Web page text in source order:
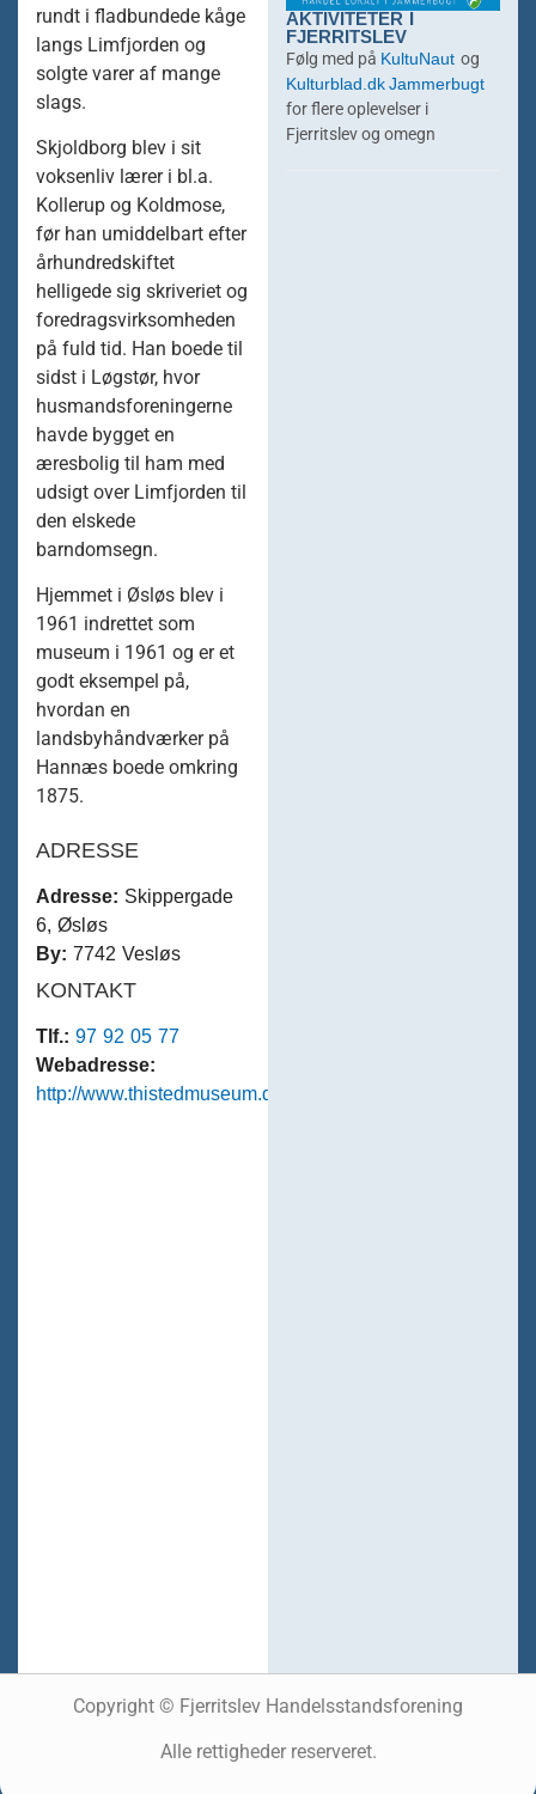
rundt i fladbundede kåge
langs Limfjorden og
solgte varer af mange
slags.
Skjoldborg blev i sit
voksenliv lærer i bl.a.
Kollerup og Koldmose,
før han umiddelbart efter
århundredskiftet
helligede sig skriveriet og
foredragsvirksomheden
på fuld tid. Han boede til
sidst i Løgstør, hvor
husmandsforeningerne
havde bygget en
æresbolig til ham med
udsigt over Limfjorden til
den elskede
barndomsegn.
Hjemmet i Øsløs blev i
1961 indrettet som
museum i 1961 og er et
godt eksempel på,
hvordan en
landsbyhåndværker på
Hannæs boede omkring
1875.
ADRESSE
Adresse: Skippergade
6, Øsløs
By:7742 Vesløs
KONTAKT
Tlf.:97 92 05 77
Webadresse:
http://www.thistedmuseum.dk
AKTIVITETER I
FJERRITSLEV
Følg med på KultuNaut og
Kulturblad.dkJammerbugt
for flere oplevelser i
Fjerritslev og omegn
Copyright © Fjerritslev Handelsstandsforening
Alle rettigheder reserveret.